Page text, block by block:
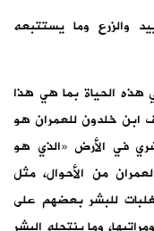
والزرع وما يستتبعه
هذه الحياة بما هي هذا
ابن خلدون للعمران هو
في الأرض «الذي هو
من الأحوال، مثل
للبشر بعضهم على